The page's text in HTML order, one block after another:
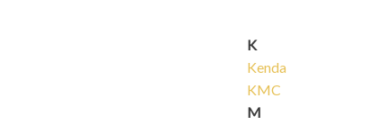
K
Kenda
KMC
M